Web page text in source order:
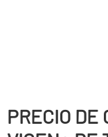
PRECIO DE